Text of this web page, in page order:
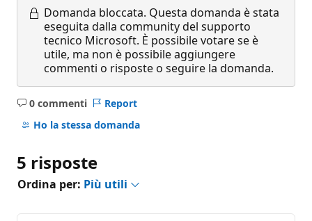
Domanda bloccata. Questa domanda è stata
eseguita dalla community del supporto
tecnico Microsoft. È possibile votare se è
utile, ma non è possibile aggiungere
commenti o risposte o seguire la domanda.
0 commenti
Nessun
commento
Report
Ho la stessa domanda
5 risposte
Ordina per: Più utili